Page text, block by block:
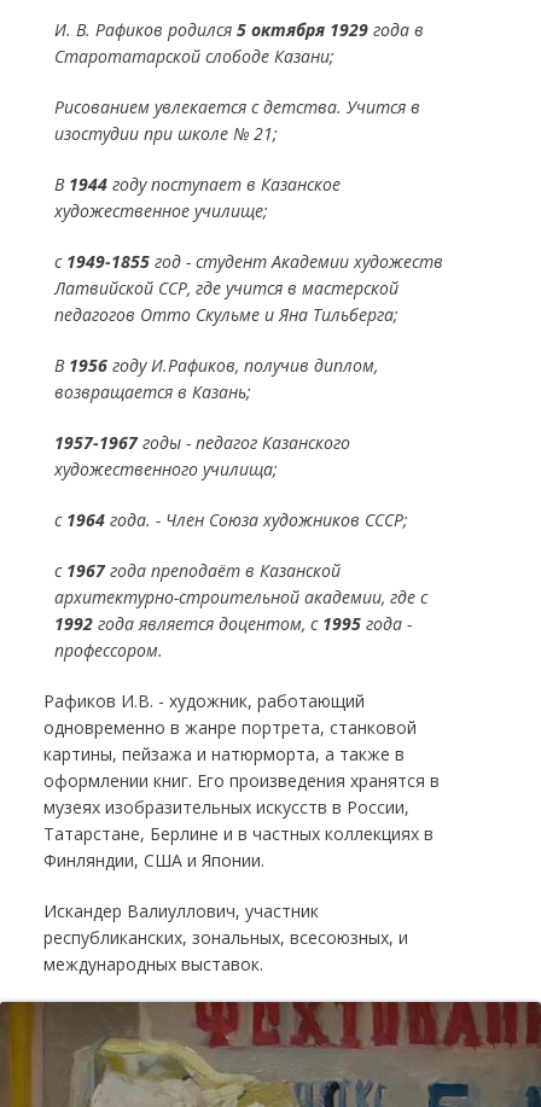
И. В. Рафиков родился 5 октября 1929года в
Старотатарской слободе Казани;
Рисованием увлекается с детства. Учится в
изостудии при школе № 21;
В 1944году поступает в Казанское
художественное училище;
с 1949-1855год - студент Академии художеств
Латвийской ССР, где учится в мастерской
педагогов Отто Скульме и Яна Тильберга;
В 1956году И.Рафиков, получив диплом,
возвращается в Казань;
1957-1967годы - педагог Казанского
художественного училища;
с 1964года. - Член Союза художников СССР;
с 1967года преподаёт в Казанской
архитектурно-строительной академии, где с
1992года является доцентом, с 1995года -
профессором.
Рафиков И.В. - художник, работающий
одновременно в жанре портрета, станковой
картины, пейзажа и натюрморта, а также в
оформлении книг. Его произведения хранятся в
музеях изобразительных искусств в России,
Татарстане, Берлине и в частных коллекциях в
Финляндии, США и Японии.
Искандер Валиуллович, участник
республиканских, зональных, всесоюзных, и
международных выставок.